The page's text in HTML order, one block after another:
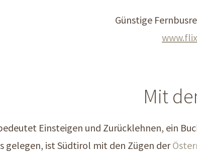
Günstige
Mit
Einsteigen und Zurücklehnen, ein
gelegen, ist Südtirol mit den Zügen der